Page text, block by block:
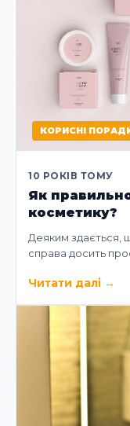
КОРИСНІ
10 РОКІВ ТОМУ
Як
косметику?
Деяким здається,
справа досить
Читати далі →